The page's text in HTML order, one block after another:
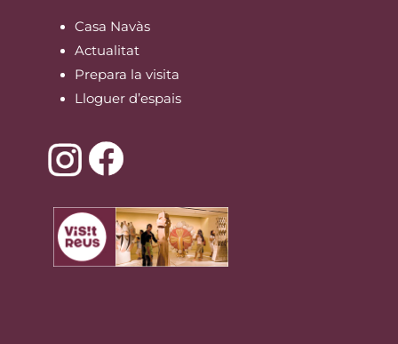
Casa Navàs
Actualitat
Prepara la visita
Lloguer d’espais